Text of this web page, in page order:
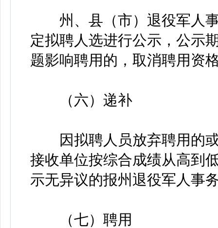
州、县（市）退役军人事
定拟聘人选进行公示，公示
题影响聘用的，取消聘用资
（六）递补
因拟聘人员放弃聘用的或
接收单位按综合成绩从高到
示无异议的报州退役军人事
（七）聘用